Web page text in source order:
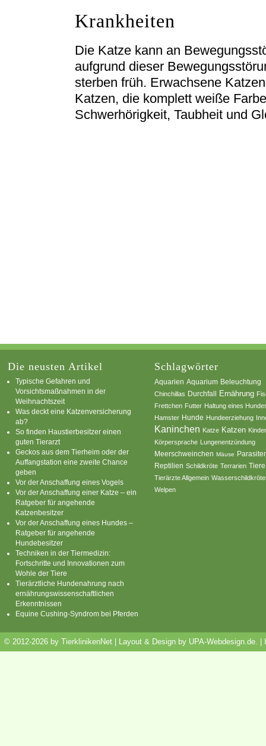
Krankheiten
Die Katze kann an
aufgrund dieser
sterben früh. Erwachsene
Katzen, die komplett weiße
Schwerhörigkeit, Taubheit und
Die neusten Artikel
Typische Gefahren und
Vorsichtsmaßnahmen in der
Weihnachtszeit
Was deckt eine Katzenversicherung
ab?
So finden Haustierbesitzer einen
guten Tierarzt
Geckos aus dem Tierheim oder der
Auffangstation eine zweite Chance
geben
Vor der Anschaffung eines Vogels
Vor der Anschaffung einer Katze – ein
Ratgeber für angehende
Katzenbesitzer
Vor der Anschaffung eines Hundes –
Ratgeber für angehende
Hundebesitzer
Techniken in der Tiermedizin:
Fortschritte und Innovationen zum
Wohle der Tiere
Tierärztliche Hundenahrung nach
ernährungswissenschaftlichen
Erkenntnissen
Equine Cushing-Syndrom bei Pferden
Schlagwörter
Aquarien Aquarium Beleuchtung
Chinchillas Durchfall Ernährung
Frettchen Futter Haltung eines
Hamster Hunde Hundeerziehung
Kaninchen Katze Katzen
Körpersprache Lungenentzündung
Meerschweinchen Mäuse
Reptilien Schildkröte Terrarien Tiere
Tierärzte Allgemein
Welpen
© 2012-2026 by TierklinikenNet | Layout & Design by UPA-Webdesign.de.